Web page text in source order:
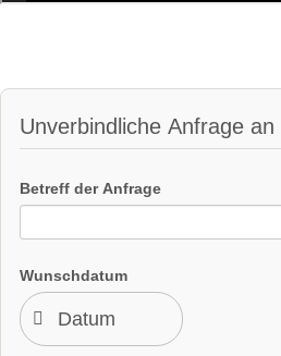
Unverbindliche Anfrage an
Betreff der Anfrage
Wunschdatum